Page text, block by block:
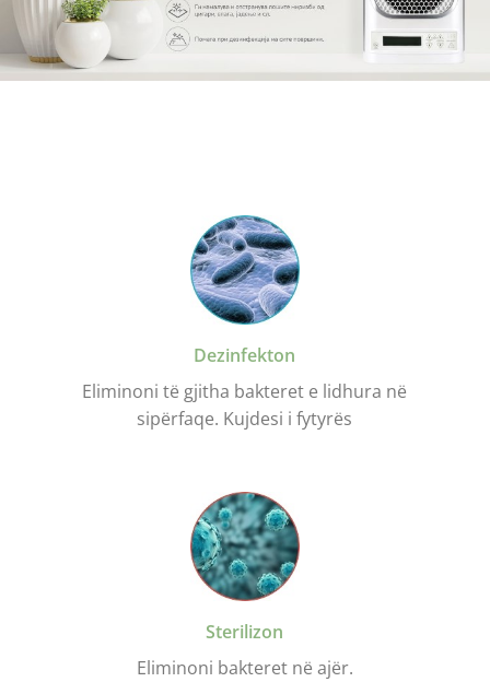
Dezinfekton
Eliminoni të gjitha bakteret e lidhura në
sipërfaqe. Kujdesi i fytyrës
Sterilizon
Eliminoni bakteret në ajër.